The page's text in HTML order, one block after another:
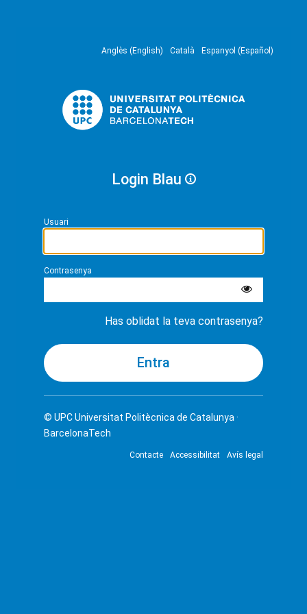
Anglès (English) Català Espanyol (Español)
Login Blau
Usuari
Contrasenya
Has oblidat la teva contrasenya?
© UPCUniversitat Politècnica de Catalunya ·
BarcelonaTech
Contacte Accessibilitat Avís legal